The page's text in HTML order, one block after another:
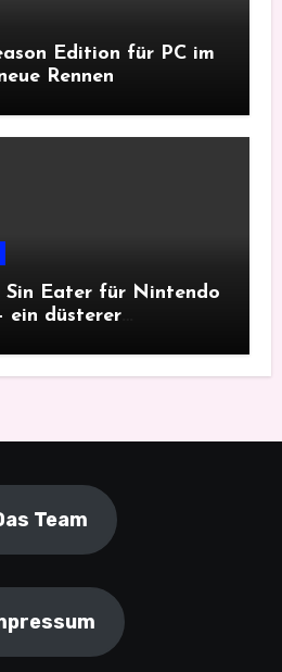
Edition für PC im
Rennen
Sin Eater für Nintendo
ein düsterer
Team